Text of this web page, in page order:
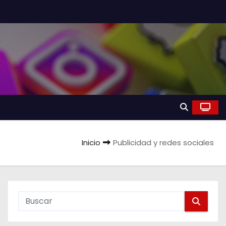
Inicio Publicidad y redes sociales